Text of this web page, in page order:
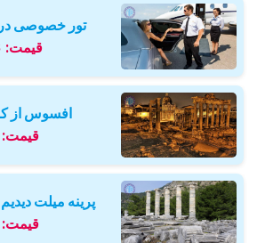
تور خصوصی
قیمت:
افسوس از
قیمت:
پرینه میلت
قیمت: